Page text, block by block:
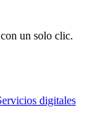
un solo clic.
digitales